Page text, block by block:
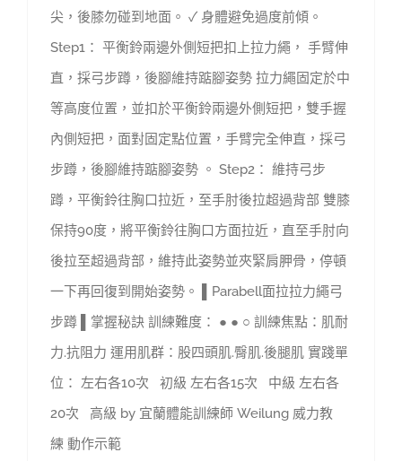
尖，後膝勿碰到地面。 ✓ 身體避免過度前傾。
Step1： 平衡鈴兩邊外側短把扣上拉力繩， 手臂伸
直，採弓步蹲，後腳維持踮腳姿勢 拉力繩固定於中
等高度位置，並扣於平衡鈴兩邊外側短把，雙手握
內側短把，面對固定點位置，手臂完全伸直，採弓
步蹲，後腳維持踮腳姿勢 。 Step2： 維持弓步
蹲，平衡鈴往胸口拉近，至手肘後拉超過背部 雙膝
保持90度，將平衡鈴往胸口方面拉近，直至手肘向
後拉至超過背部，維持此姿勢並夾緊肩胛骨，停頓
一下再回復到開始姿勢。 ▌Parabell面拉拉力繩弓
步蹲 ▌掌握秘訣 訓練難度： ● ● ○ 訓練焦點：肌耐
力.抗阻力 運用肌群：股四頭肌.臀肌.後腿肌 實踐單
位： 左右各10次 初級 左右各15次 中級 左右各
20次 高級 by 宜蘭體能訓練師 Weilung 威力教
練 動作示範